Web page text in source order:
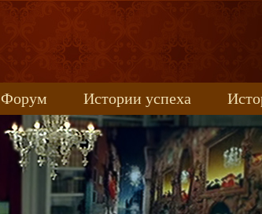
Форум Истории успеха
Книжные новинки
uspeh_2017